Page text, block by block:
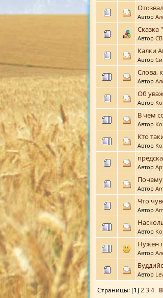
Автор
Сказка
Автор
Калки
Автор
Слова,
Автор
Об
Автор
В чем
Автор
Кто
Автор
Автор
Автор
Что
Автор
Автор
Нужен
Автор
Автор
Страницы: [1] 2 3 4